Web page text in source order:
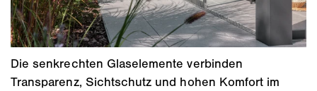
Die senkrechten Glaselemente verbinden
Transparenz, Sichtschutz und hohen Komfort im